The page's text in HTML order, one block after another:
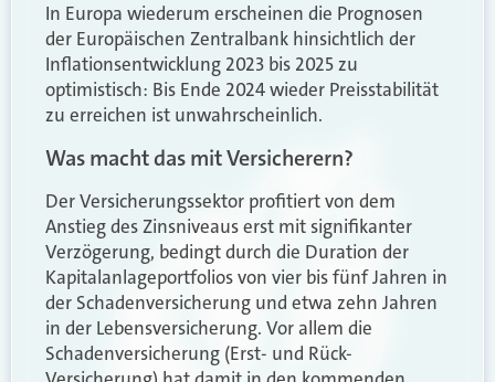
In Europa wiederum erscheinen die Prognosen
der Europäischen Zentralbank hinsichtlich der
Inflationsentwicklung 2023 bis 2025 zu
optimistisch: Bis Ende 2024 wieder Preisstabilität
zu erreichen ist unwahrscheinlich.
Was macht das mit Versicherern?
Der Versicherungssektor profitiert von dem
Anstieg des Zinsniveaus erst mit signifikanter
Verzögerung, bedingt durch die Duration der
Kapitalanlageportfolios von vier bis fünf Jahren in
der Schadenversicherung und etwa zehn Jahren
in der Lebensversicherung. Vor allem die
Schadenversicherung (Erst- und Rück-